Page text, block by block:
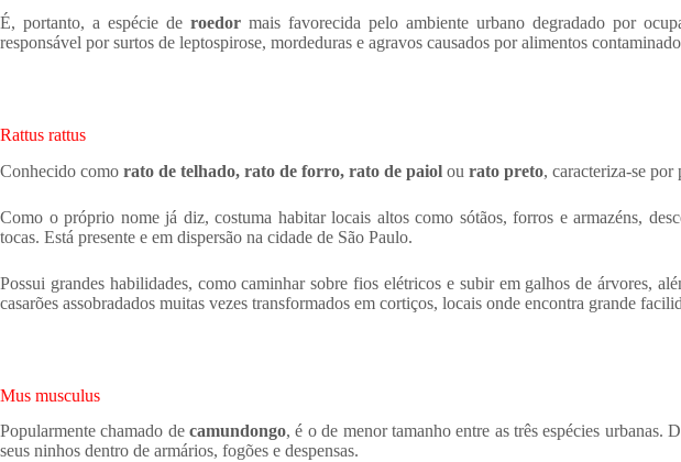
É, portanto, a espécie de roedormais favorecida pelo ambiente urbano degradado por
responsável por surtos de leptospirose, mordeduras e agravos causados por alimentos
Rattus rattus
Conhecido como rato de telhado, rato de forro, rato de paiol ou rato preto, caracteriza-se por
Como o próprio nome já diz, costuma habitar locais altos como sótãos, forros e armazéns,
tocas. Está presente e em dispersão na cidade de São Paulo.
Possui grandes habilidades, como caminhar sobre fios elétricos e subir em galhos de árvores,
casarões assobradados muitas vezes transformados em cortiços, locais onde encontra grande
Mus musculus
Popularmente chamado decamundongo, é o de menor tamanho entre as três espécies
seus ninhos dentro de armários, fogões e despensas.